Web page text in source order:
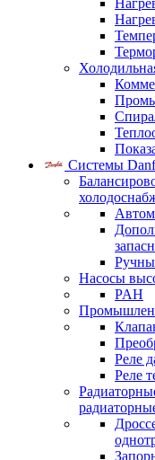
Системы
Насосы
PAH
Реле
Реле